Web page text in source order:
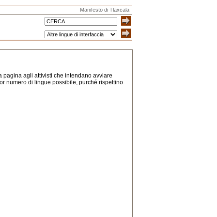
Manifesto di Tlaxcala
pagina agli attivisti che intendano avviare
numero di lingue possibile, purché rispettino